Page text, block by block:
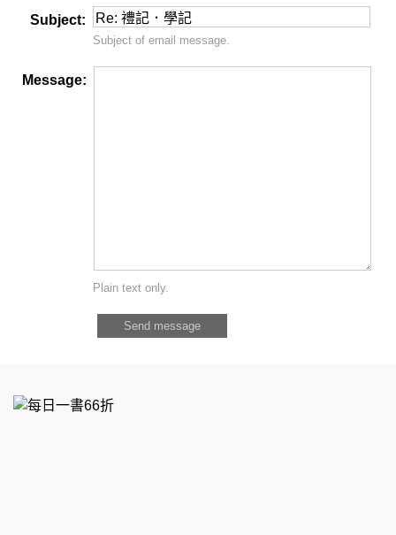
Subject:
Subject of email message.
Message:
Plain text only.